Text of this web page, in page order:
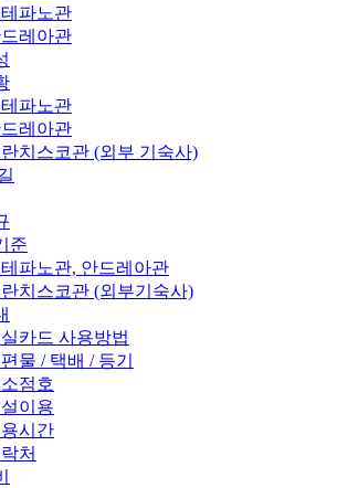
파노관
레아관
파노관
레아관
치스코관 (외부 기숙사)
준
파노관, 안드레아관
치스코관 (외부기숙사)
카드 사용방법
물 / 택배 / 등기
점호
이용
시간
처